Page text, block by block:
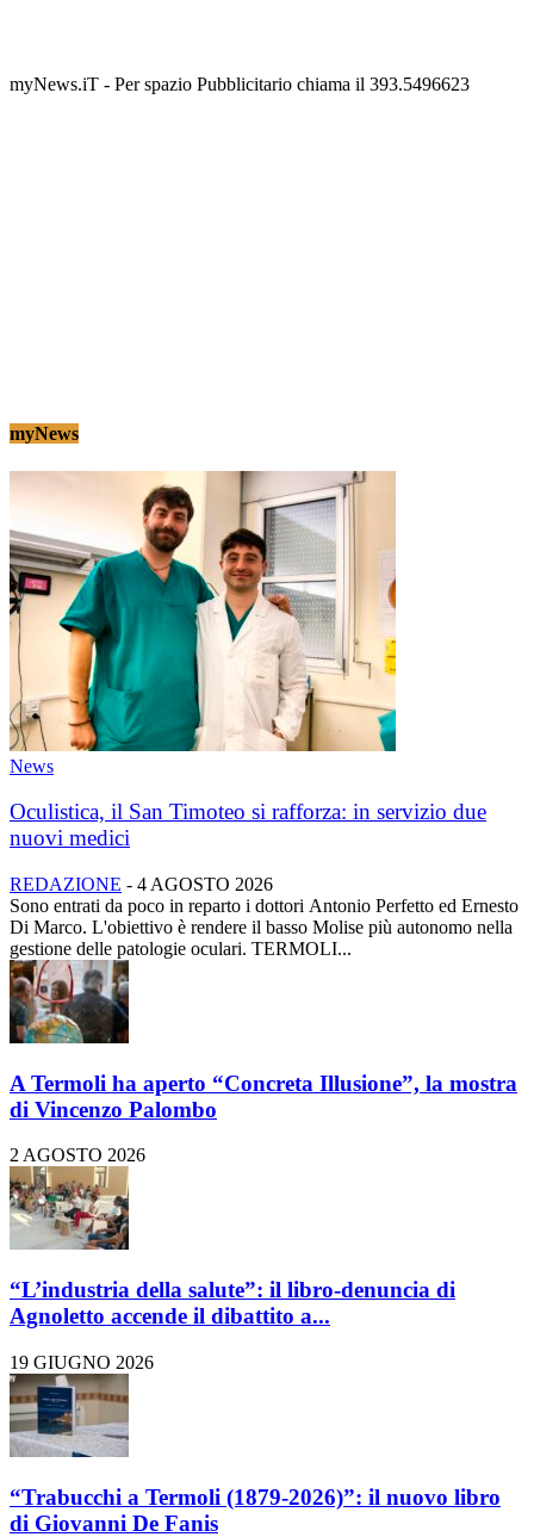
myNews.iT - Per spazio Pubblicitario chiama il 393.5496623
myNews
News
Oculistica, il San Timoteo si rafforza: in servizio due
nuovi medici
REDAZIONE - 4 AGOSTO 2026
Sono entrati da poco in reparto i dottori Antonio Perfetto ed Ernesto
Di Marco. L'obiettivo è rendere il basso Molise più autonomo nella
gestione delle patologie oculari. TERMOLI...
A Termoli ha aperto “Concreta Illusione”, la mostra
di Vincenzo Palombo
2 AGOSTO 2026
“L’industria della salute”: il libro-denuncia di
Agnoletto accende il dibattito a...
19 GIUGNO 2026
“Trabucchi a Termoli (1879-2026)”: il nuovo libro
di Giovanni De Fanis